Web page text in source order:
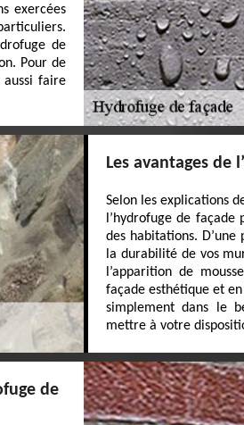
exercées
de
Pour de
aussi faire
Les avantages de
Selon les explications
l’hydrofuge de
des habitations.
la durabilité de vos
l’apparition de
façade esthétique et
simplement dans le
mettre à votre
de